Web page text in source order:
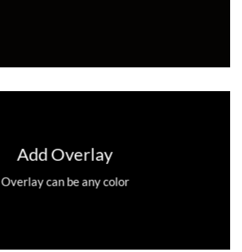
Add Overlay
Overlay can be any color